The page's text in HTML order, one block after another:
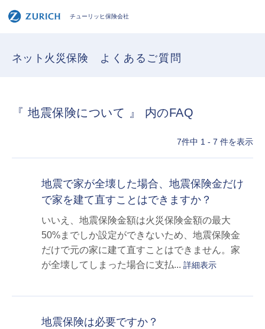
チューリッヒ保険会社
ネット火災保険 よくあるご質問
『 地震保険について 』 内のFAQ
7件中 1 - 7 件を表示
地震で家が全壊した場合、地震保険金だけ
で家を建て直すことはできますか？
いいえ、地震保険金額は火災保険金額の最大
50%までしか設定ができないため、地震保険金
だけで元の家に建て直すことはできません。家
が全壊してしまった場合に支払... 詳細表示
地震保険は必要ですか？